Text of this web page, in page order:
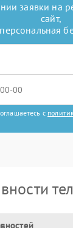
заявки на
сайт,
с